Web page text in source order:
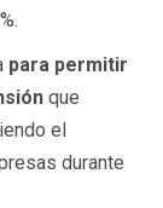
para permitir
que
el
durante